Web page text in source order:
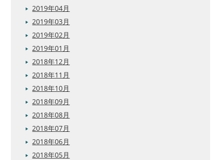
2019年04月
2019年03月
2019年02月
2019年01月
2018年12月
2018年11月
2018年10月
2018年09月
2018年08月
2018年07月
2018年06月
2018年05月